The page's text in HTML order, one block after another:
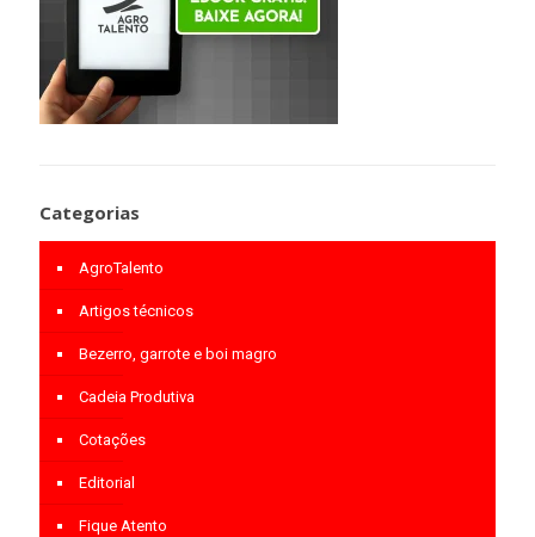
Categorias
AgroTalento
Artigos técnicos
Bezerro, garrote e boi magro
Cadeia Produtiva
Cotações
Editorial
Fique Atento